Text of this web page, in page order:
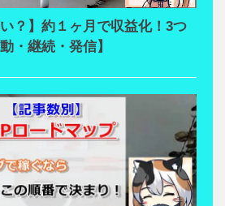
？】約１ヶ月で収益化！3つ
・継続・発信】